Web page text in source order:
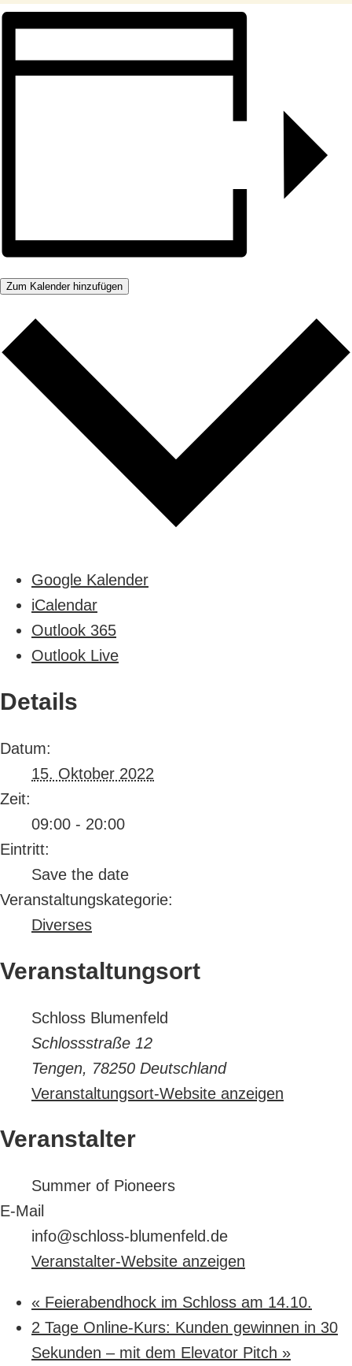
Zum Kalender hinzufügen
Google Kalender
iCalendar
Outlook 365
Outlook Live
Details
Datum:
15. Oktober 2022
Zeit:
09:00 - 20:00
Eintritt:
Save the date
Veranstaltungskategorie:
Diverses
Veranstaltungsort
Schloss Blumenfeld
Schlossstraße 12
Tengen, 78250 Deutschland
Veranstaltungsort-Website anzeigen
Veranstalter
Summer of Pioneers
E-Mail
info@schloss-blumenfeld.de
Veranstalter-Website anzeigen
« Feierabendhock im Schloss am 14.10.
2 Tage Online-Kurs: Kunden gewinnen in 30
Sekunden – mit dem Elevator Pitch »